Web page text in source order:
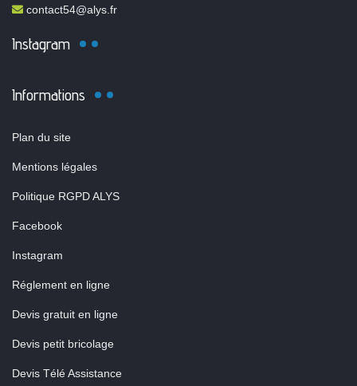
contact54@alys.fr
Instagram
Informations
Plan du site
Mentions légales
Politique RGPD ALYS
Facebook
Instagram
Réglement en ligne
Devis gratuit en ligne
Devis petit bricolage
Devis Télé Assistance